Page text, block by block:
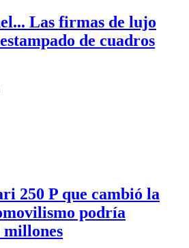
Las firmas de lujo
de cuadros
250 P que cambió la
podría
millones